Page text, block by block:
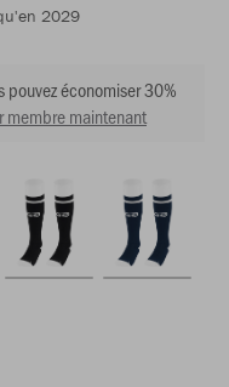
2029
pouvez économiser 30%
membre maintenant